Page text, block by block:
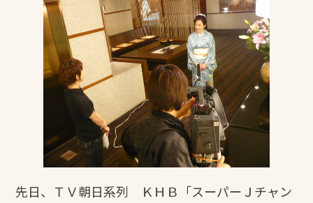
先日、ＴＶ朝日系列 ＫＨＢ「スーパーＪチャン